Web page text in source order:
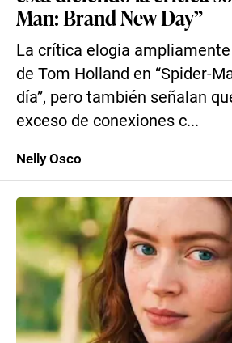
Man: Brand New Day”
La crítica elogia
de Tom Holland en “Spider-
día”, pero también señalan
exceso de conexiones c...
Nelly Osco